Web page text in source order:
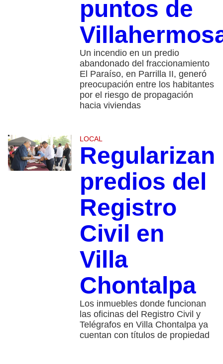
puntos de
Un incendio en un predio
abandonado del fraccionamiento
El Paraíso, en Parrilla II, generó
preocupación entre los habitantes
por el riesgo de propagación
hacia viviendas
LOCAL
Regularizan
predios del
Registro
Civil en
Villa
Chontalpa
Los inmuebles donde funcionan
las oficinas del Registro Civil y
Telégrafos en Villa Chontalpa ya
cuentan con títulos de propiedad